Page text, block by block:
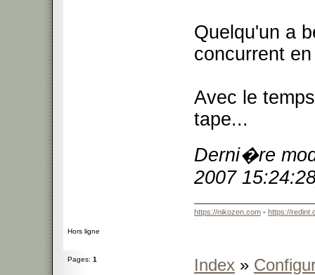
Quelqu'un a
concurrent
Avec le
tape...
Derni�re
2007
https://nikozen.com - https://
Hors ligne
Pages: 1 Index »